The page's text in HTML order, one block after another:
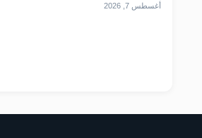
أغسطس 7, 2026